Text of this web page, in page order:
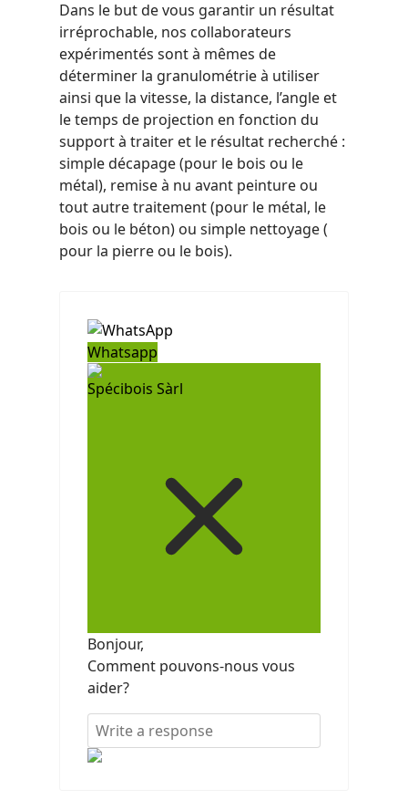
Dans le but de vous garantir un résultat
irréprochable, nos collaborateurs
expérimentés sont à mêmes de
déterminer la granulométrie à utiliser
ainsi que la vitesse, la distance, l’angle et
le temps de projection en fonction du
support à traiter et le résultat recherché :
simple décapage (pour le bois ou le
métal), remise à nu avant peinture ou
tout autre traitement (pour le métal, le
bois ou le béton) ou simple nettoyage (
pour la pierre ou le bois).
Whatsapp
Spécibois Sàrl
Bonjour,
Comment pouvons-nous vous
aider?